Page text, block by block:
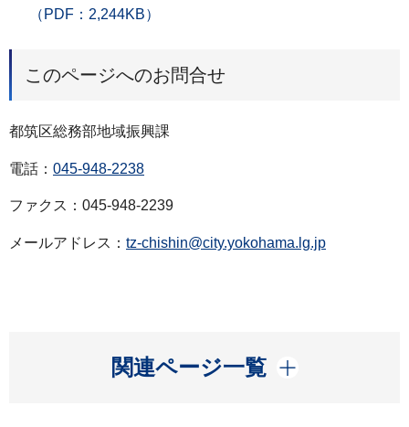
（PDF：2,244KB）
このページへのお問合せ
都筑区総務部地域振興課
電話： 045-948-2238
ファクス：045-948-2239
メールアドレス： tz-chishin@city.yokohama.lg.jp
関連ページ一覧
開く